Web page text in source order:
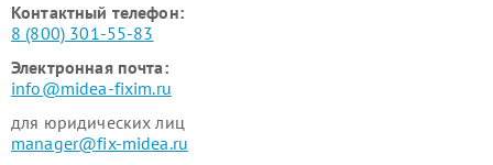
Контактный телефон:
8 (800) 301-55-83
Электронная почта:
info@midea-fixim.ru
для юридических лиц
manager@fix-midea.ru